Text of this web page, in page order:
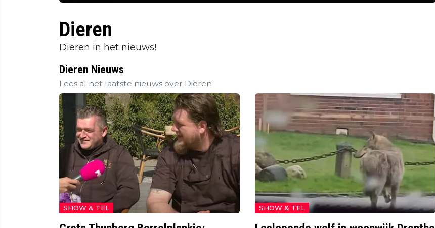
Dieren
Dieren in het nieuws!
Dieren Nieuws
Lees al het laatste nieuws over Dieren
SHOW & TEL SHOW & TEL